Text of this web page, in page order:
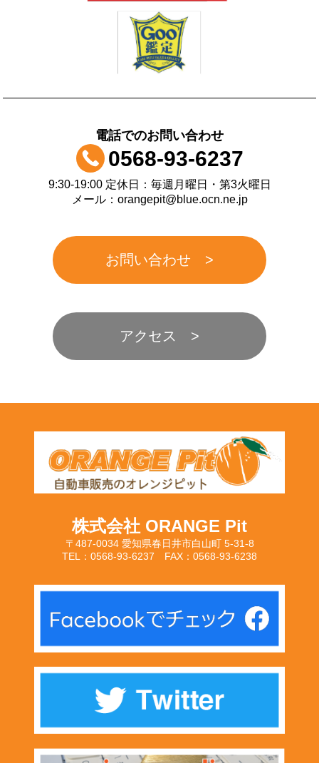
電話でのお問い合わせ
0568-93-6237
9:30-19:00 定休日：毎週月曜日・第3火曜日
メール：orangepit@blue.ocn.ne.jp
お問い合わせ
アクセス
株式会社 ORANGE Pit
〒487-0034 愛知県春日井市白山町 5-31-8
TEL：0568-93-6237 FAX：0568-93-6238